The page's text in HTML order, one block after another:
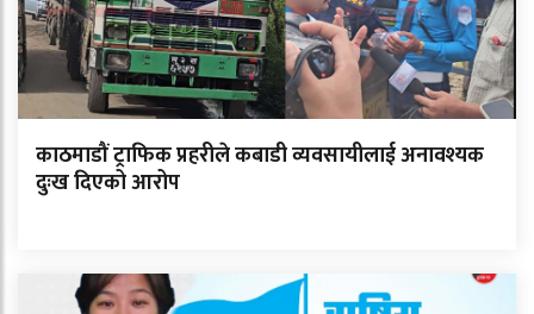
काठमाडौं ट्राफिक प्रहरीले कबाडी व्यवसायीलाई अनावश्यक
दुःख दिएको आरोप